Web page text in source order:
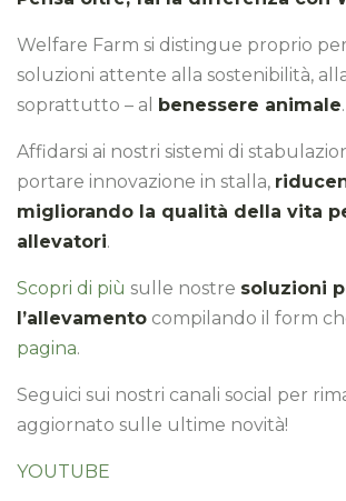
Welfare Farm si distingue proprio
soluzioni attente alla sostenibilità,
soprattutto – al benessere animale.
Affidarsi ai nostri sistemi di
portare innovazione in stalla,
migliorando la qualità della vita
allevatori.
Scopri di più sulle nostre soluzioni
l’allevamento compilando il form
pagina.
Seguici sui nostri canali social per
aggiornato sulle ultime novità!
YOUTUBE